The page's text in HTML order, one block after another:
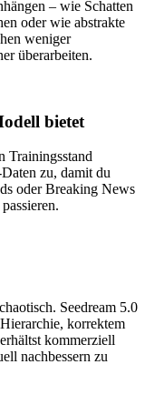
– wie Schatten
oder wie abstrakte
weniger
überarbeiten.
bietet
zu, damit du
oder Breaking News
Seedream 5.0
korrektem
kommerziell
nachbessern zu